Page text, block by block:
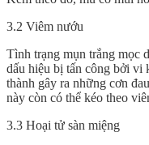
3.2 Viêm nướu
Tình trạng mụn trắng mọc
dấu hiệu bị tấn công bởi
thành gây ra những cơn
này còn có thể kéo theo
3.3 Hoại tử sàn miệng